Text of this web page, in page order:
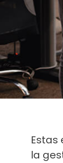
Estas
la